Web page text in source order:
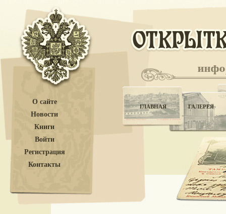
О сайте
Новости
Книги
Войти
Регистрация
Контакты
ГЛАВНАЯ ГАЛЕРЕЯ